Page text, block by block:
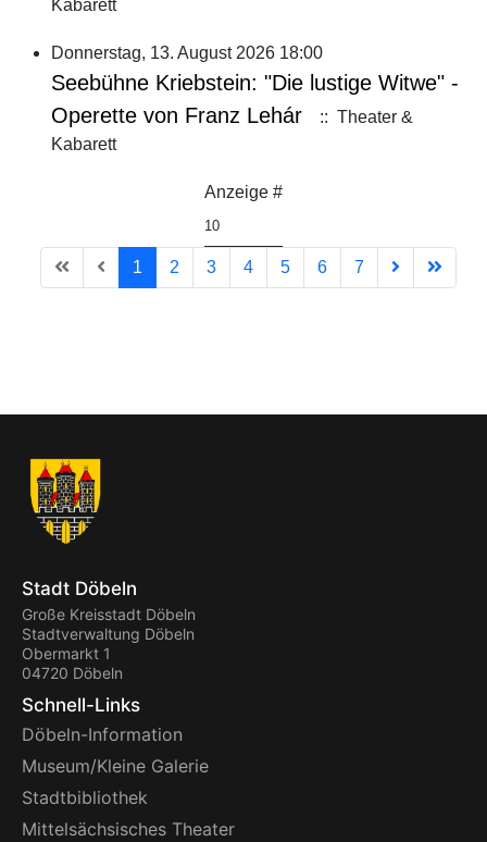
Kabarett
Donnerstag, 13. August 2026 18:00
Seebühne Kriebstein: "Die lustige Witwe" -
Operette von Franz Lehár
:: Theater &
Kabarett
Limite der Paginierungsliste
Anzeige #
1 2 3 4 5 6 7
Stadt Döbeln
Große Kreisstadt Döbeln
Stadtverwaltung Döbeln
Obermarkt 1
04720 Döbeln
Schnell-Links
Döbeln-Information
Museum/Kleine Galerie
Stadtbibliothek
Mittelsächsisches Theater